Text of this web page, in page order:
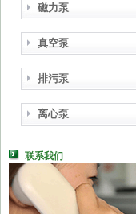
磁力泵
真空泵
排污泵
离心泵
联系我们